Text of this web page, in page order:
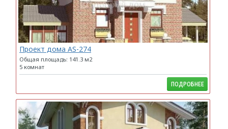
Проект дома AS-274
Общая площадь: 141.3 м2
5 комнат
ПОДРОБНЕЕ